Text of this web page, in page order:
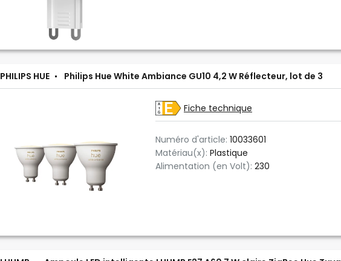
PHILIPS HUE Philips Hue White Ambiance GU10 4,2 W Réflecteur, lot de 3
Fiche technique
Numéro d'article: 10033601
Matériau(x): Plastique
Alimentation (en Volt): 230